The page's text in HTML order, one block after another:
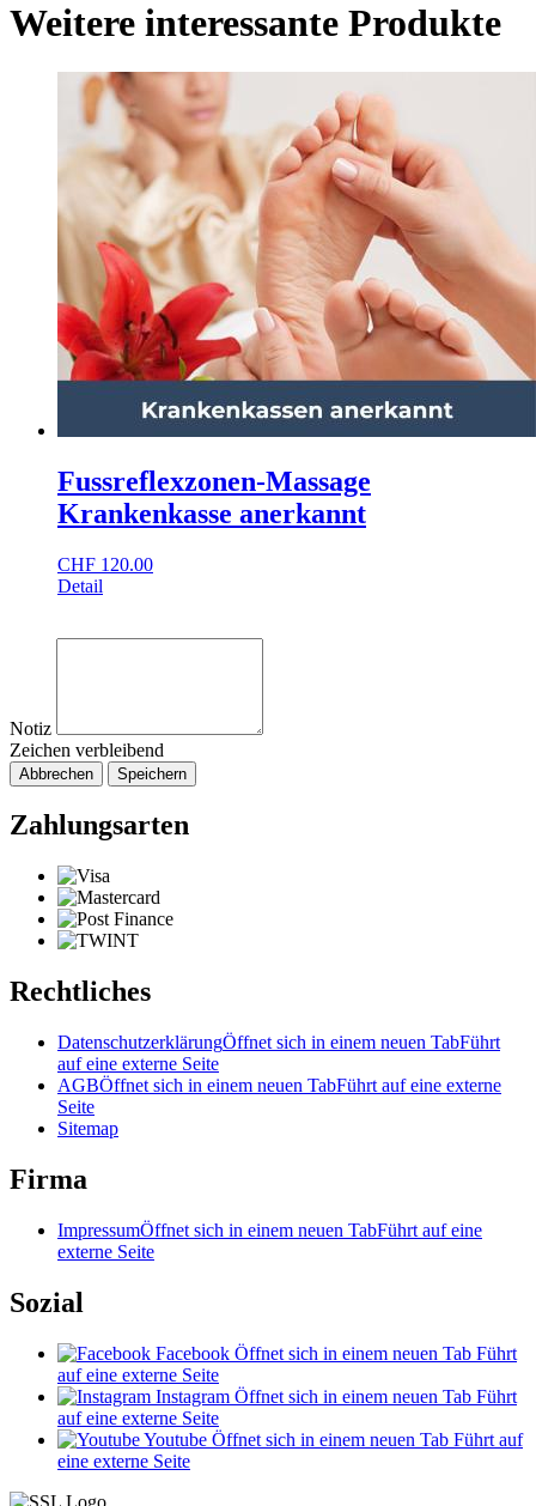
Weitere interessante Produkte
Fussreflexzonen-Massage
Krankenkasse anerkannt
CHF 120.00
Detail
Notiz
Zeichen verbleibend
Abbrechen Speichern
Zahlungsarten
Rechtliches
DatenschutzerklärungÖffnet sich in einem neuen TabFührt
auf eine externe Seite
AGBÖffnet sich in einem neuen TabFührt auf eine externe
Seite
Sitemap
Firma
ImpressumÖffnet sich in einem neuen TabFührt auf eine
externe Seite
Sozial
Facebook Öffnet sich in einem neuen Tab Führt
auf eine externe Seite
Instagram Öffnet sich in einem neuen Tab Führt
auf eine externe Seite
Youtube Öffnet sich in einem neuen Tab Führt auf
eine externe Seite